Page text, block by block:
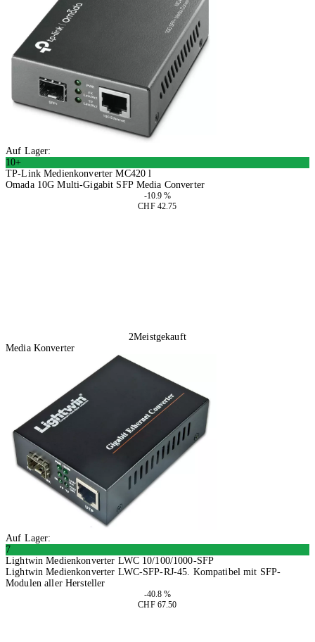
Auf Lager:
10+
TP-Link Medienkonverter MC420 l
Omada 10G Multi-Gigabit SFP Media Converter
-10.9 %
CHF 42.75
2Meistgekauft
Media Konverter
Auf Lager:
7
Lightwin Medienkonverter LWC 10/100/1000-SFP
Lightwin Medienkonverter LWC-SFP-RJ-45. Kompatibel mit SFP-
Modulen aller Hersteller
-40.8 %
CHF 67.50